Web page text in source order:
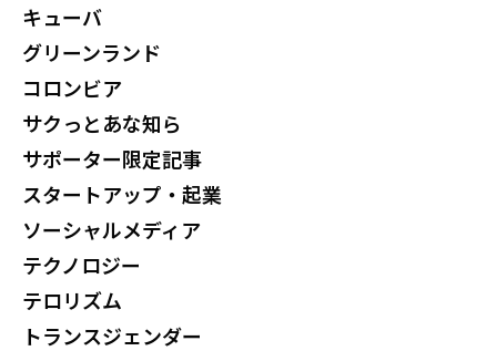
キューバ
グリーンランド
コロンビア
サクっとあな知ら
サポーター限定記事
スタートアップ・起業
ソーシャルメディア
テクノロジー
テロリズム
トランスジェンダー